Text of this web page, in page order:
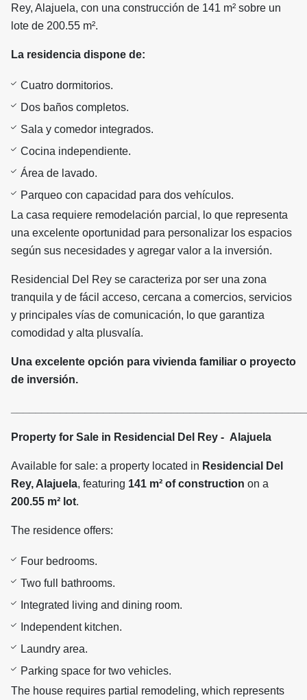
Rey, Alajuela, con una construcción de 141 m² sobre un
lote de 200.55 m².
La residencia dispone de:
Cuatro dormitorios.
Dos baños completos.
Sala y comedor integrados.
Cocina independiente.
Área de lavado.
Parqueo con capacidad para dos vehículos.
La casa requiere remodelación parcial, lo que representa
una excelente oportunidad para personalizar los espacios
según sus necesidades y agregar valor a la inversión.
Residencial Del Rey se caracteriza por ser una zona
tranquila y de fácil acceso, cercana a comercios, servicios
y principales vías de comunicación, lo que garantiza
comodidad y alta plusvalía.
Una excelente opción para vivienda familiar o proyecto
de inversión.
Property for Sale in Residencial Del Rey - Alajuela
Available for sale: a property located in Residencial Del
Rey, Alajuela, featuring 141 m² of construction on a
200.55 m² lot.
The residence offers:
Four bedrooms.
Two full bathrooms.
Integrated living and dining room.
Independent kitchen.
Laundry area.
Parking space for two vehicles.
The house requires partial remodeling, which represents